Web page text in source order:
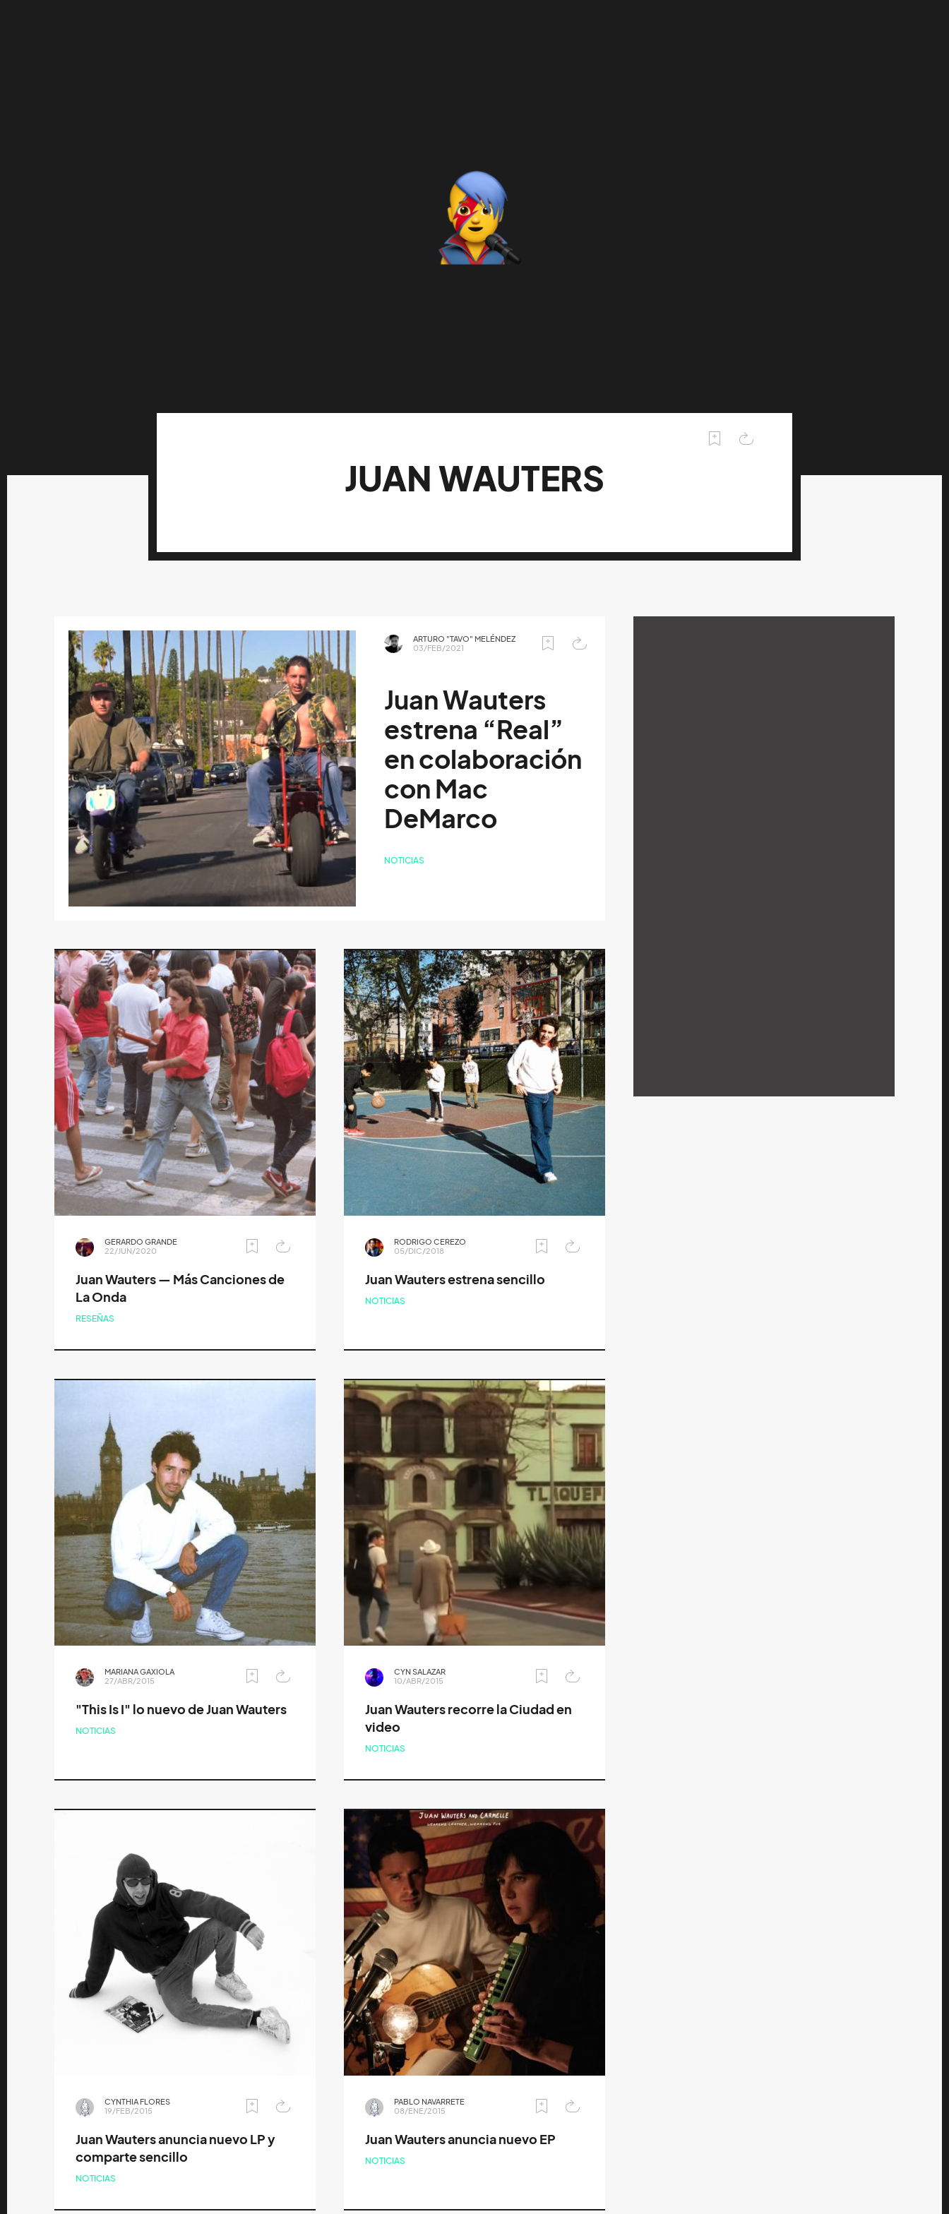
JUAN WAUTERS
ARTURO "TAVO" MELÉNDEZ
03/FEB/2021
Juan Wauters
estrena “Real”
en colaboración
con Mac
DeMarco
NOTICIAS
GERARDO GRANDE
22/JUN/2020
Juan Wauters — Más Canciones de
La Onda
RESEÑAS
RODRIGO CEREZO
05/DIC/2018
Juan Wauters estrena sencillo
NOTICIAS
MARIANA GAXIOLA
27/ABR/2015
"This Is I" lo nuevo de Juan Wauters
NOTICIAS
CYN SALAZAR
10/ABR/2015
Juan Wauters recorre la Ciudad en
video
NOTICIAS
CYNTHIA FLORES
19/FEB/2015
Juan Wauters anuncia nuevo LP y
comparte sencillo
NOTICIAS
PABLO NAVARRETE
08/ENE/2015
Juan Wauters anuncia nuevo EP
NOTICIAS